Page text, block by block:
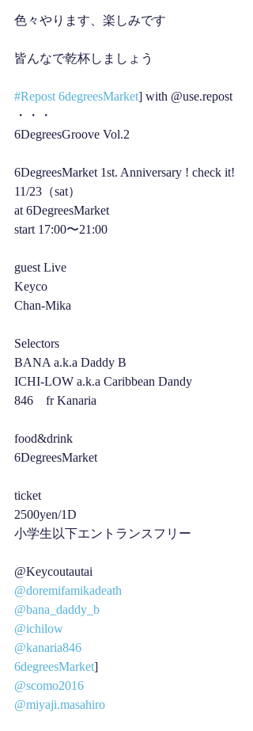
色々やります、楽しみです
皆んなで乾杯しましょう
#Repost 6degreesMarket] with @use.repost
・・・
6DegreesGroove Vol.2
6DegreesMarket 1st. Anniversary ! check it!
11/23（sat）
at 6DegreesMarket
start 17:00〜21:00
guest Live
Keyco
Chan-Mika
Selectors
BANA a.k.a Daddy B
ICHI-LOW a.k.a Caribbean Dandy
846　fr Kanaria
food&drink
6DegreesMarket
ticket
2500yen/1D
小学生以下エントランスフリー
@Keycoutautai
@doremifamikadeath
@bana_daddy_b
@ichilow
@kanaria846
6degreesMarket]
@scomo2016
@miyaji.masahiro